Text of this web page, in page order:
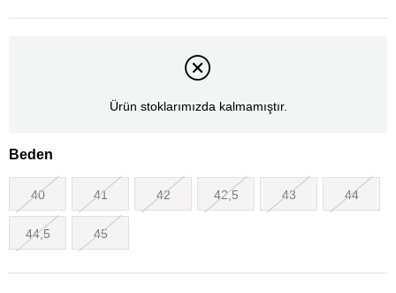
Ürün stoklarımızda kalmamıştır.
Beden
40 41 42 42,5 43 44
44,5 45